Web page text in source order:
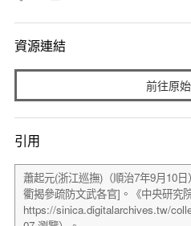
資源連結
前往原
引用